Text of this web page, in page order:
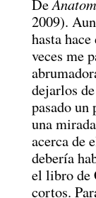
De
2009).
hasta
veces me
dejarlos
pasado
una
acerca de
debería
el libro de
cortos.